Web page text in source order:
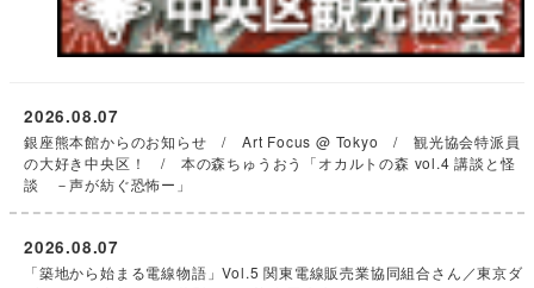
銀座熊本館からのお知らせ / Art Focus @ Tokyo / 観光協会特派員
の大好き中央区！ / 本の森ちゅうおう「オカルトの森 vol.4 講談と怪
談 －声が紡ぐ恐怖ー」
2026.08.07
「築地から始まる電線物語」Vol.5 関東電線販売業協同組合さん／東京ダ
2026.08.07